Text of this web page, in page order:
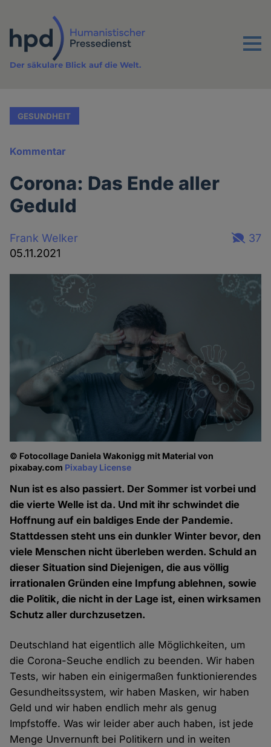
Inhalt
Menu
Der säkulare Blick auf die Welt.
GESUNDHEIT
Kommentar
Corona: Das Ende aller
Geduld
Frank Welker
05.11.2021
37
© Fotocollage Daniela Wakonigg mit Material von
pixabay.com Pixabay License
Nun ist es also passiert. Der Sommer ist vorbei und
die vierte Welle ist da. Und mit ihr schwindet die
Hoffnung auf ein baldiges Ende der Pandemie.
Stattdessen steht uns ein dunkler Winter bevor, den
viele Menschen nicht überleben werden. Schuld an
dieser Situation sind Diejenigen, die aus völlig
irrationalen Gründen eine Impfung ablehnen, sowie
die Politik, die nicht in der Lage ist, einen wirksamen
Schutz aller durchzusetzen.
Deutschland hat eigentlich alle Möglichkeiten, um
die Corona-Seuche endlich zu beenden. Wir haben
Tests, wir haben ein einigermaßen funktionierendes
Gesundheitssystem, wir haben Masken, wir haben
Geld und wir haben endlich mehr als genug
Impfstoffe. Was wir leider aber auch haben, ist jede
Menge Unvernunft bei Politikern und in weiten